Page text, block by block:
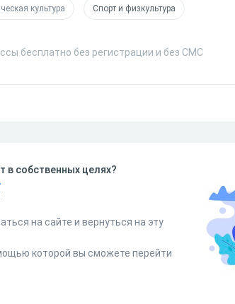
культура Спорт и физкультура
бесплатно без регистрации и без СМС
в собственных целях?
на сайте и вернуться на эту
которой вы сможете перейти